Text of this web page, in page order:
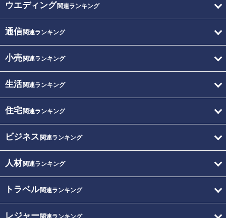
ウエディング関連ランキング
通信関連ランキング
小売関連ランキング
生活関連ランキング
住宅関連ランキング
ビジネス 関連ランキング
人材関連ランキング
トラベル関連ランキング
レジャー